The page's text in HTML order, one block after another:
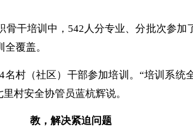
干培训中， 542人分专业、分批次参加
覆盖。
名村（社区）干部参加培训。“培训系
村安全协管员蓝杭辉说。
教 ， 解决紧迫问题